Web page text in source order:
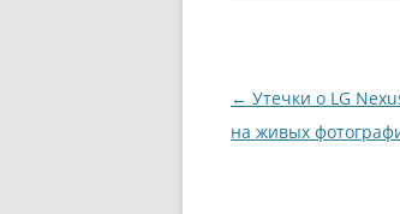
Навигация
по
← Утечки о LG
на живых